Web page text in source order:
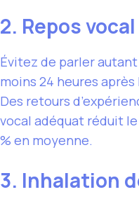
2. Repos vocal
Évitez de parler
moins 24 heures
Des retours
vocal adéquat réduit
% en moyenne.
3. Inhalation